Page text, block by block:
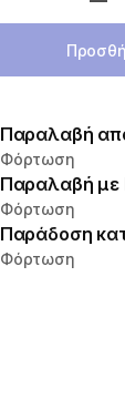
Παραλαβή
Φόρτωση
Παραλαβή
Φόρτωση
Παράδοση
Φόρτωση